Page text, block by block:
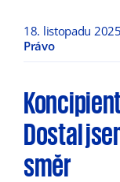
18. listopadu 2025
Právo
Dostal
směr